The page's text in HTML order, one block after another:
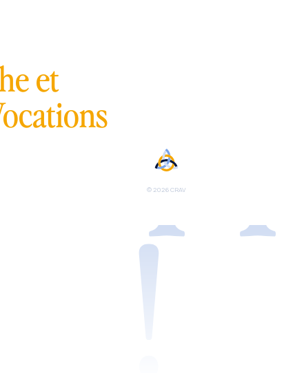
et
© 2026 CRAV
!